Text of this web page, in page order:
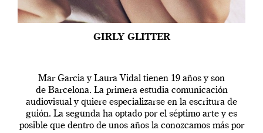
GIRLY GLITTER
Mar Garcia y Laura Vidal tienen 19 años y son
de Barcelona. La primera estudia comunicación
audiovisual y quiere especializarse en la escritura de
guión. La segunda ha optado por el séptimo arte y es
posible que dentro de unos años la conozcamos más por